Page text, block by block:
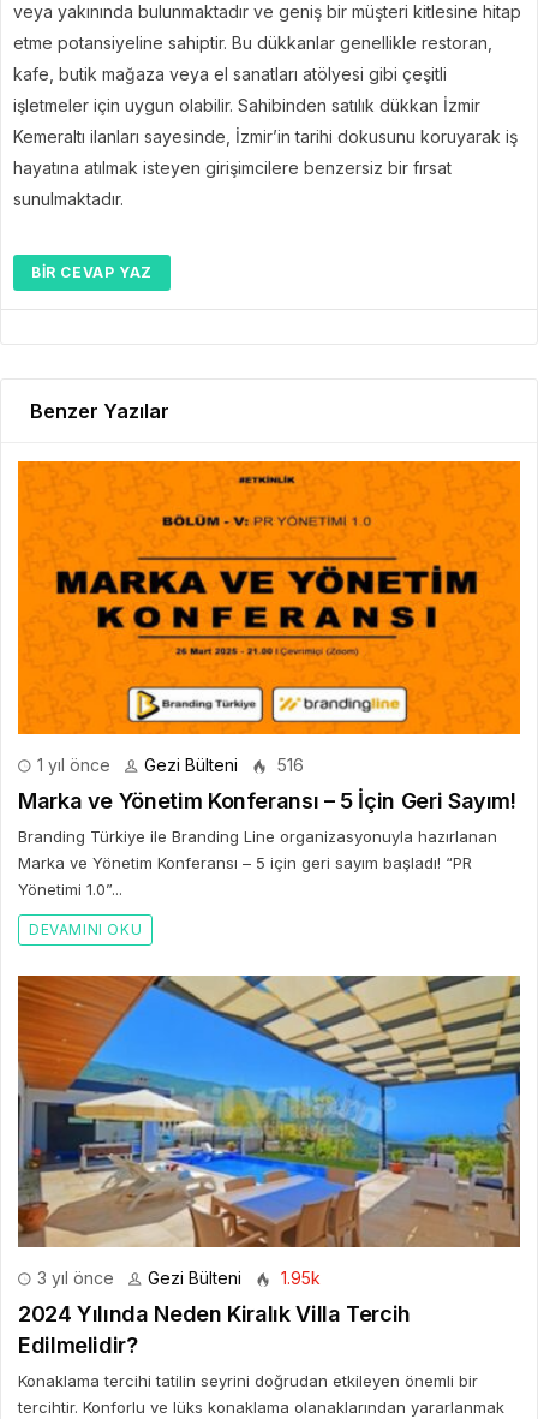
veya yakınında bulunmaktadır ve geniş bir müşteri kitlesine hitap
etme potansiyeline sahiptir. Bu dükkanlar genellikle restoran,
kafe, butik mağaza veya el sanatları atölyesi gibi çeşitli
işletmeler için uygun olabilir. Sahibinden satılık dükkan İzmir
Kemeraltı ilanları sayesinde, İzmir’in tarihi dokusunu koruyarak iş
hayatına atılmak isteyen girişimcilere benzersiz bir fırsat
sunulmaktadır.
BIR CEVAP YAZ
Benzer Yazılar
1 yıl önce Gezi Bülteni 516
Marka ve Yönetim Konferansı – 5 İçin Geri Sayım!
Branding Türkiye ile Branding Line organizasyonuyla hazırlanan
Marka ve Yönetim Konferansı – 5 için geri sayım başladı! “PR
Yönetimi 1.0”...
DEVAMINI OKU
3 yıl önce Gezi Bülteni 1.95k
2024 Yılında Neden Kiralık Villa Tercih
Edilmelidir?
Konaklama tercihi tatilin seyrini doğrudan etkileyen önemli bir
tercihtir. Konforlu ve lüks konaklama olanaklarından yararlanmak